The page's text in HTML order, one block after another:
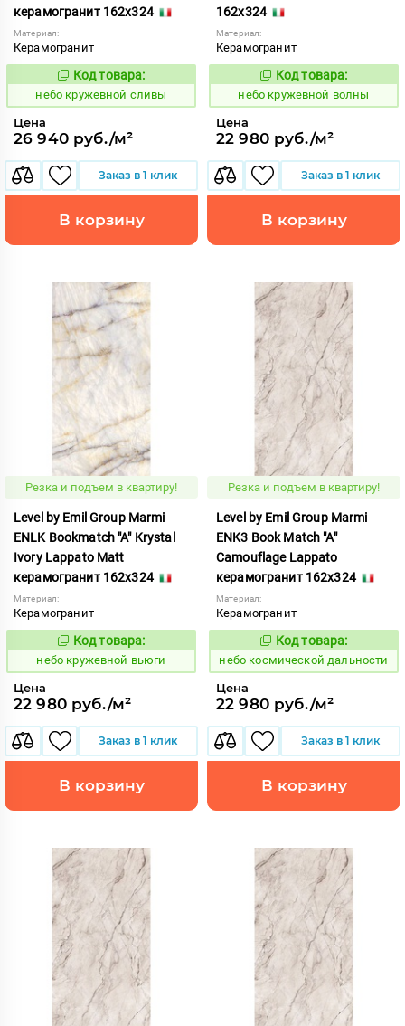
керамогранит 162x324
Материал:
Керамогранит
1114386
Код товара:
небо кружевной сливы
Цена
26 940 руб./м²
Заказ в 1 клик
В корзину
162x324
Материал:
Керамогранит
1114387
Код товара:
небо кружевной волны
Цена
22 980 руб./м²
Заказ в 1 клик
В корзину
Резка и подъем в квартиру!
Level by Emil Group Marmi
ENLK Bookmatch "A" Krystal
Ivory Lappato Matt
керамогранит 162x324
Материал:
Керамогранит
1114389
Код товара:
небо кружевной вьюги
Цена
22 980 руб./м²
Заказ в 1 клик
В корзину
Резка и подъем в квартиру!
Level by Emil Group Marmi
ENK3 Book Match "A"
Camouflage Lappato
керамогранит 162x324
Материал:
Керамогранит
1114371
Код товара:
небо космической дальности
Цена
22 980 руб./м²
Заказ в 1 клик
В корзину